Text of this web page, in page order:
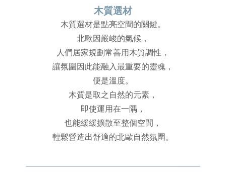
木質選材
木質選材是點亮空間的關鍵。
北歐因嚴峻的氣候，
人們居家規劃常善用木質調性，
讓氛圍因此能融入最重要的靈魂，
便是溫度。
木質是取之自然的元素，
即使運用在一隅，
也能緩緩擴散至整個空間，
輕鬆營造出舒適的北歐自然氛圍。